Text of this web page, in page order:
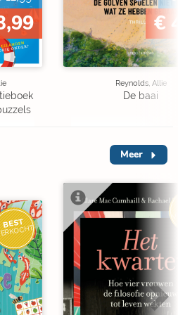
€
Reynolds, Allie
De baai
Meer
BEST